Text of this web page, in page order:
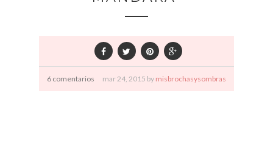
6 comentarios mar24, 2015 by misbrochasysombras